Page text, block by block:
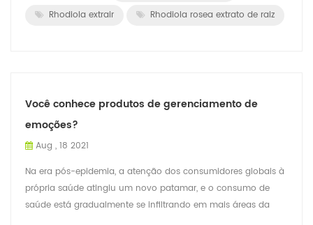
Rhodiola extrair
Rhodiola rosea extrato de raiz
Você conhece produtos de gerenciamento de
emoções?
Aug , 18 2021
Na era pós-epidemia, a atenção dos consumidores globais à
própria saúde atingiu um novo patamar, e o consumo de
saúde está gradualmente se infiltrando em mais áreas da